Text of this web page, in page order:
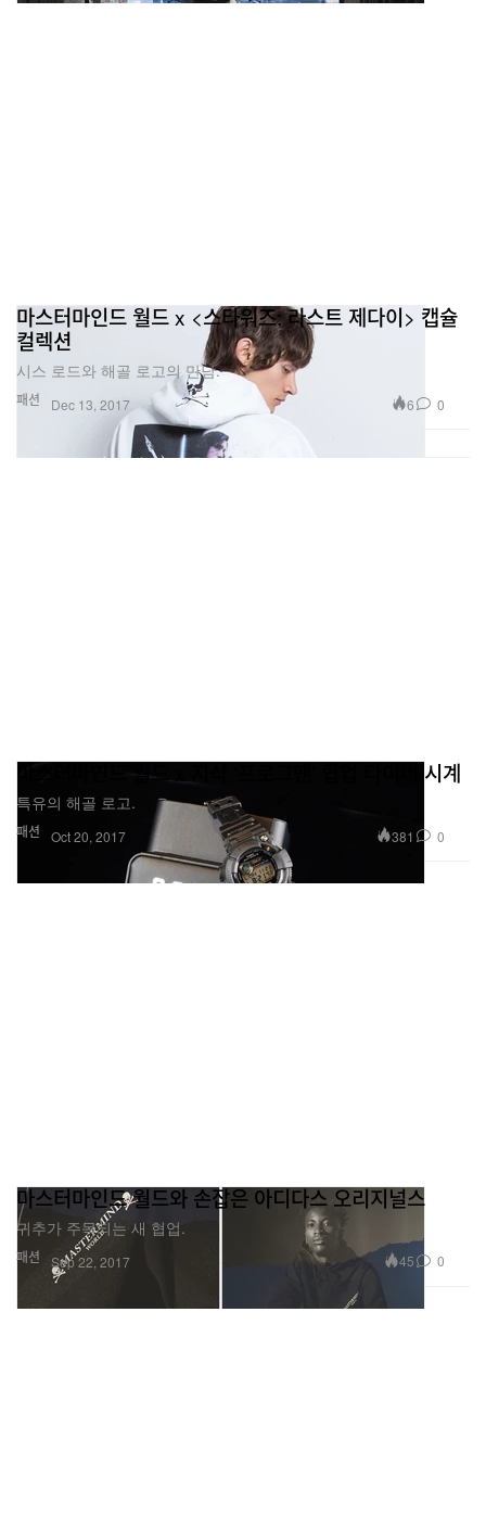
패션
마스터마인드 월드 x <스타워즈: 라스트 제다이> 캡슐
컬렉션
시스 로드와 해골 로고의 만남.
Dec 13, 2017 6 0
패션
마스터마인드 월드 x 지샥 '프로그맨' 협업 다이버 시계
특유의 해골 로고.
Oct 20, 2017 381 0
패션
마스터마인드 월드와 손잡은 아디다스 오리지널스
귀추가 주목되는 새 협업.
Sep 22, 2017 45 0